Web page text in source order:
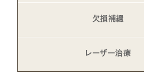
欠損補綴
レーザー治療